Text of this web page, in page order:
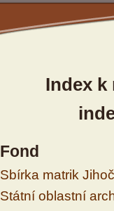
Index k
Fond
Sbírka matrik
Státní oblastní